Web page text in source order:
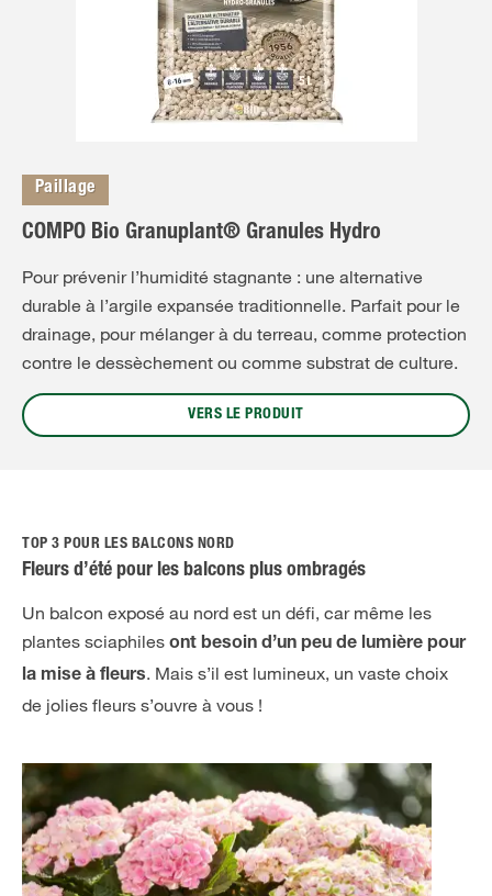
Paillage
COMPO Bio Granuplant® Granules Hydro
Pour prévenir l’humidité stagnante : une alternative
durable à l’argile expansée traditionnelle. Parfait pour le
drainage, pour mélanger à du terreau, comme protection
contre le dessèchement ou comme substrat de culture.
VERS LE PRODUIT
TOP 3 POUR LES BALCONS NORD
Fleurs d’été pour les balcons plus ombragés
Un balcon exposé au nord est un défi, car même les
plantes sciaphiles ont besoin d’un peu de lumière pour
la mise à fleurs. Mais s’il est lumineux, un vaste choix
de jolies fleurs s’ouvre à vous !